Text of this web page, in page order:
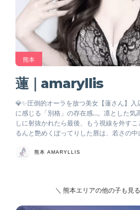
熊本
蓮｜amaryllis
💎✨圧倒的オーラを放つ美女【蓮さん】入
に感じる「別格」の存在感…。凛とした気
しに射抜かれたら最後、もう視線を外す
るんと艶めくぽってりした唇は、若さの中
熊本 AMARYLLIS
＼ 熊本エリアの他の子も見